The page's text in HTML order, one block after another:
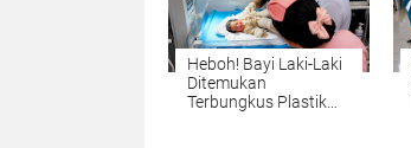
Heboh! Bayi Laki-Laki
Ditemukan
Terbungkus Plastik